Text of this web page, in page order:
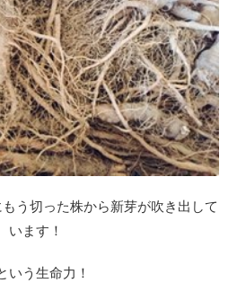
う切った株から新芽が吹き出して
います！
いう生命力！